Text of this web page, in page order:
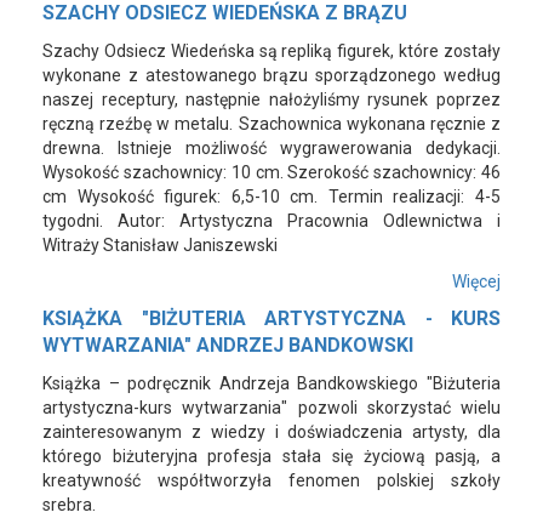
SZACHY ODSIECZ WIEDEŃSKA Z BRĄZU
Szachy Odsiecz Wiedeńska są repliką figurek, które zostały
wykonane z atestowanego brązu sporządzonego według
naszej receptury, następnie nałożyliśmy rysunek poprzez
ręczną rzeźbę w metalu. Szachownica wykonana ręcznie z
drewna. Istnieje możliwość wygrawerowania dedykacji.
Wysokość szachownicy: 10 cm. Szerokość szachownicy: 46
cm Wysokość figurek: 6,5-10 cm. Termin realizacji: 4-5
tygodni. Autor: Artystyczna Pracownia Odlewnictwa i
Witraży Stanisław Janiszewski
Więcej
KSIĄŻKA "BIŻUTERIA ARTYSTYCZNA - KURS
WYTWARZANIA" ANDRZEJ BANDKOWSKI
Książka – podręcznik Andrzeja Bandkowskiego "Biżuteria
artystyczna-kurs wytwarzania" pozwoli skorzystać wielu
zainteresowanym z wiedzy i doświadczenia artysty, dla
którego biżuteryjna profesja stała się życiową pasją, a
kreatywność współtworzyła fenomen polskiej szkoły
srebra.